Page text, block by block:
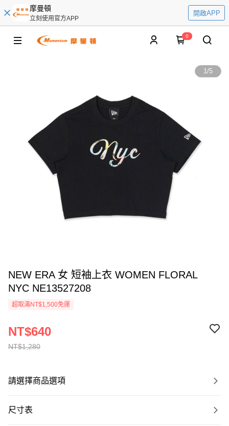
摩曼頓
立刻使用官方APP
開啟APP
0
1/5
NEW ERA 女 短袖上衣 WOMEN FLORAL
NYC NE13527208
超取滿NT$1,500免運
NT$1,280
NT$640
請選擇商品選項
尺寸表